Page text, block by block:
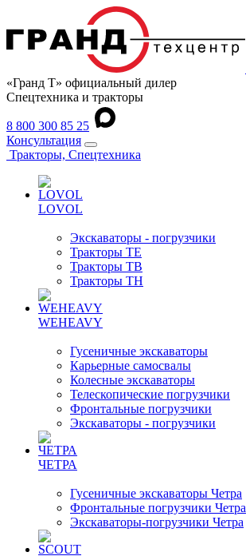
«Гранд Т» официальный дилер
Спецтехника и тракторы
8 800 300 85 25
Консультация
Тракторы, Спецтехника
LOVOL
Экскаваторы - погрузчики
Тракторы TE
Тракторы TB
Тракторы TH
WEHEAVY
Гусеничные экскаваторы
Карьерные самосвалы
Колесные экскаваторы
Телескопические погрузчики
Фронтальные погрузчики
Экскаваторы - погрузчики
ЧЕТРА
Гусеничные экскаваторы Четра
Фронтальные погрузчики Четра
Экскаваторы-погрузчики Четра